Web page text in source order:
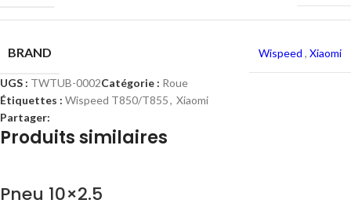
BRAND Wispeed , Xiaomi
UGS : TWTUB-0002Catégorie : Roue
Étiquettes : Wispeed T850/T855, Xiaomi
Partager:
Produits similaires
Pneu 10×2.5